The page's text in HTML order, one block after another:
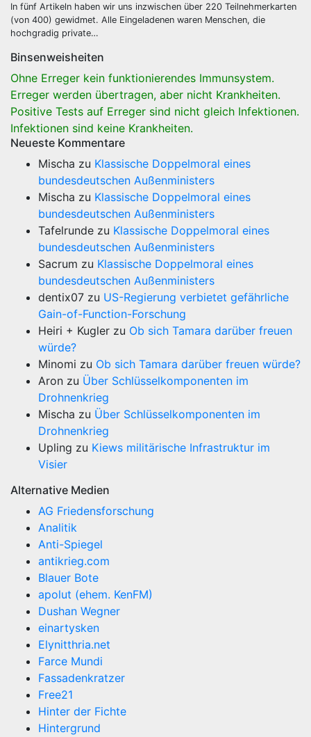
In fünf Artikeln haben wir uns inzwischen über 220 Teilnehmerkarten
(von 400) gewidmet. Alle Eingeladenen waren Menschen, die
hochgradig private…
Binsenweisheiten
Ohne Erreger kein funktionierendes Immunsystem.
Erreger werden übertragen, aber nicht Krankheiten.
Positive Tests auf Erreger sind nicht gleich Infektionen.
Infektionen sind keine Krankheiten.
Neueste Kommentare
Mischa zu Klassische Doppelmoral eines
bundesdeutschen Außenministers
Mischa zu Klassische Doppelmoral eines
bundesdeutschen Außenministers
Tafelrunde zu Klassische Doppelmoral eines
bundesdeutschen Außenministers
Sacrum zu Klassische Doppelmoral eines
bundesdeutschen Außenministers
dentix07 zu US-Regierung verbietet gefährliche
Gain-of-Function-Forschung
Heiri + Kugler zu Ob sich Tamara darüber freuen
würde?
Minomi zu Ob sich Tamara darüber freuen würde?
Aron zu Über Schlüsselkomponenten im
Drohnenkrieg
Mischa zu Über Schlüsselkomponenten im
Drohnenkrieg
Upling zu Kiews militärische Infrastruktur im
Visier
Alternative Medien
AG Friedensforschung
Analitik
Anti-Spiegel
antikrieg.com
Blauer Bote
apolut (ehem. KenFM)
Dushan Wegner
einartysken
Elynitthria.net
Farce Mundi
Fassadenkratzer
Free21
Hinter der Fichte
Hintergrund